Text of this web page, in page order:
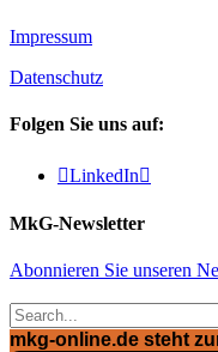
Impressum
Datenschutz
Folgen Sie uns auf:
LinkedIn
MkG-Newsletter
Abonnieren Sie unseren
mkg-online.de steht